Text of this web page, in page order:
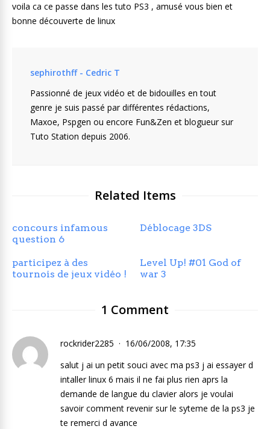
voila ca ce passe dans les tuto PS3 , amusé vous bien et
bonne découverte de linux
sephirothff - Cedric T
Passionné de jeux vidéo et de bidouilles en tout
genre je suis passé par différentes rédactions,
Maxoe, Pspgen ou encore Fun&Zen et blogueur sur
Tuto Station depuis 2006.
Related Items
concours infamous
question 6
Déblocage 3DS
participez à des
tournois de jeux vidéo !
Level Up! #01 God of
war 3
1 Comment
rockrider2285
16/06/2008, 17:35
salut j ai un petit souci avec ma ps3 j ai essayer d
intaller linux 6 mais il ne fai plus rien aprs la
demande de langue du clavier alors je voulai
savoir comment revenir sur le syteme de la ps3 je
te remerci d avance